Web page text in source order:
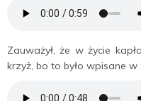
Zauważył, że w życie
krzyż, bo to było wpisane w